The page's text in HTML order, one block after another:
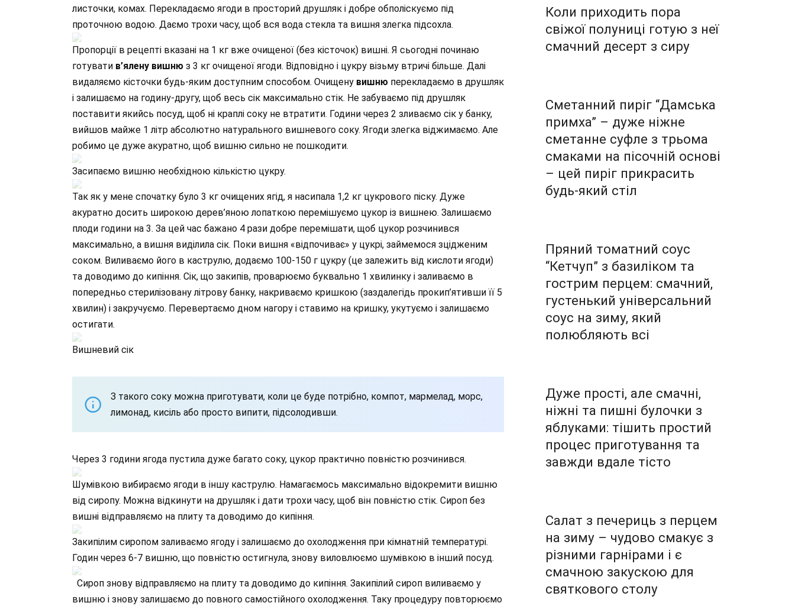
листочки, комах. Перекладаємо ягоди в просторий друшляк і добре обполіскуємо під
проточною водою. Даємо трохи часу, щоб вся вода стекла та вишня злегка підсохла.
Пропорції в рецепті вказані на 1 кг вже очищеної (без кісточок) вишні. Я сьогодні починаю
готувати в’ялену вишню з 3 кг очищеної ягоди. Відповідно і цукру візьму втричі більше. Далі
видаляємо кісточки будь-яким доступним способом. Очищену вишню перекладаємо в друшляк
і залишаємо на годину-другу, щоб весь сік максимально стік. Не забуваємо під друшляк
поставити якийсь посуд, щоб ні краплі соку не втратити. Години через 2 зливаємо сік у банку,
вийшов майже 1 літр абсолютно натурального вишневого соку. Ягоди злегка віджимаємо. Але
робимо це дуже акуратно, щоб вишню сильно не пошкодити.
Засипаємо вишню необхідною кількістю цукру.
Так як у мене спочатку було 3 кг очищених ягід, я насипала 1,2 кг цукрового піску. Дуже
акуратно досить широкою дерев’яною лопаткою перемішуємо цукор із вишнею. Залишаємо
плоди години на 3. За цей час бажано 4 рази добре перемішати, щоб цукор розчинився
максимально, а вишня виділила сік. Поки вишня «відпочиває» у цукрі, займемося зцідженим
соком. Виливаємо його в каструлю, додаємо 100-150 г цукру (це залежить від кислоти ягоди)
та доводимо до кипіння. Сік, що закипів, проварюємо буквально 1 хвилинку і заливаємо в
попередньо стерилізовану літрову банку, накриваємо кришкою (заздалегідь прокип’ятивши її 5
хвилин) і закручуємо. Перевертаємо дном нагору і ставимо на кришку, укутуємо і залишаємо
остигати.
Вишневий сік
З такого соку можна приготувати, коли це буде потрібно, компот, мармелад, морс,
лимонад, кисіль або просто випити, підсолодивши.
Через 3 години ягода пустила дуже багато соку, цукор практично повністю розчинився.
Шумівкою вибираємо ягоди в іншу каструлю. Намагаємось максимально відокремити вишню
від сиропу. Можна відкинути на друшляк і дати трохи часу, щоб він повністю стік. Сироп без
вишні відправляємо на плиту та доводимо до кипіння.
Закипілим сиропом заливаємо ягоду і залишаємо до охолодження при кімнатній температурі.
Годин через 6-7 вишню, що повністю остигнула, знову виловлюємо шумівкою в інший посуд.
Сироп знову відправляємо на плиту та доводимо до кипіння. Закипілий сироп виливаємо у
вишню і знову залишаємо до повного самостійного охолодження. Таку процедуру повторюємо
Коли приходить пора
свіжої полуниці готую з неї
смачний десерт з сиру
Сметанний пиріг “Дамська
примха” – дуже ніжне
сметанне суфле з трьома
смаками на пісочній основі
– цей пиріг прикрасить
будь-який стіл
Пряний томатний соус
“Кетчуп” з базиліком та
гострим перцем: смачний,
густенький універсальний
соус на зиму, який
полюбляють всі
Дуже прості, але смачні,
ніжні та пишні булочки з
яблуками: тішить простий
процес приготування та
завжди вдале тісто
Салат з печериць з перцем
на зиму – чудово смакує з
різними гарнірами і є
смачною закускою для
святкового столу